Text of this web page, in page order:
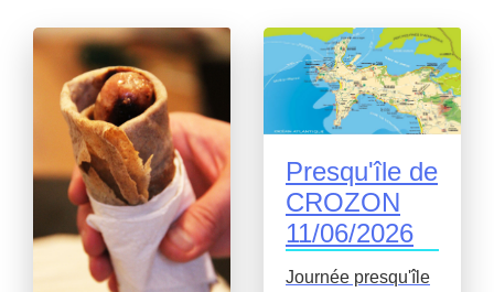
Presqu'île de
CROZON
11/06/2026
Journée presqu'île